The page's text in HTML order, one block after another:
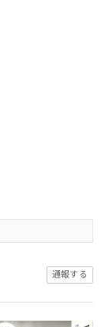
通報する